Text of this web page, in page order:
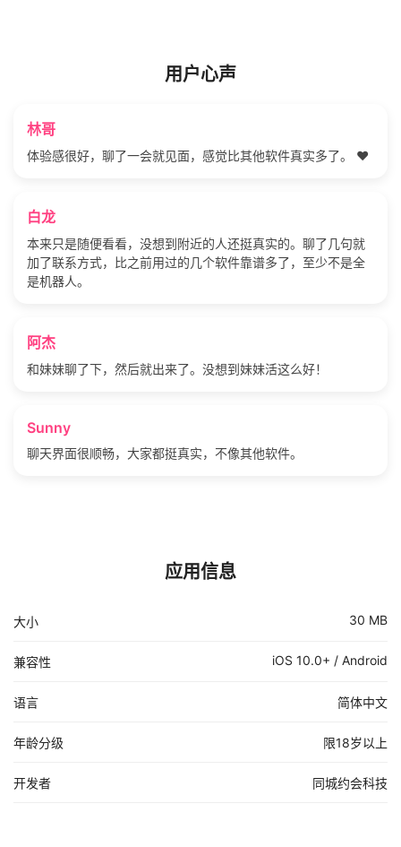
用户心声
林哥
体验感很好，聊了一会就见面，感觉比其他软件真实多了。 ❤️
白龙
本来只是随便看看，没想到附近的人还挺真实的。聊了几句就
加了联系方式，比之前用过的几个软件靠谱多了，至少不是全
是机器人。
阿杰
和妹妹聊了下，然后就出来了。没想到妹妹活这么好！
Sunny
聊天界面很顺畅，大家都挺真实，不像其他软件。
应用信息
大小 30 MB
兼容性 iOS 10.0+ / Android
语言 简体中文
年龄分级 限18岁以上
开发者 同城约会科技